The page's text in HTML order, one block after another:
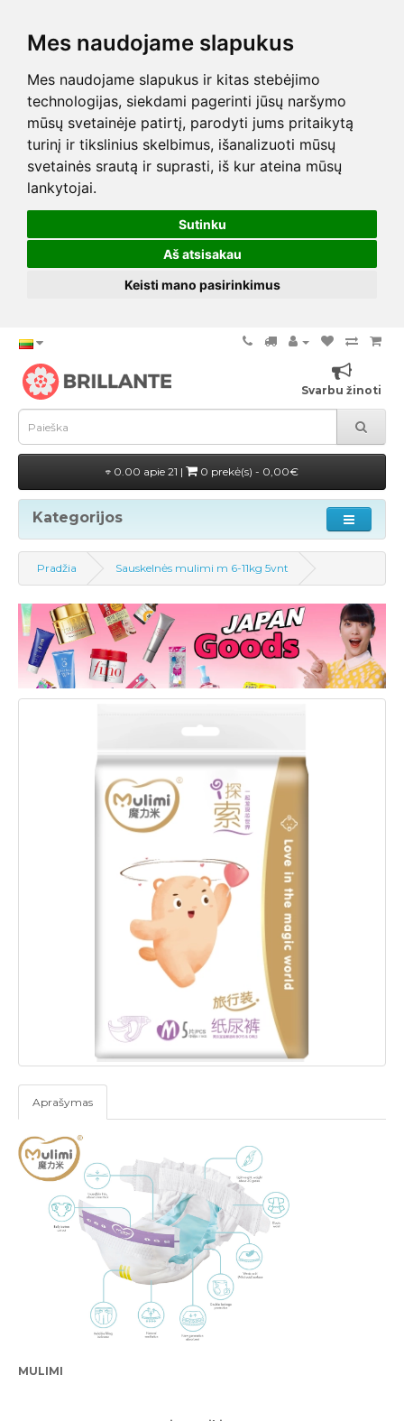
Mes naudojame slapukus
Mes naudojame slapukus ir kitas stebėjimo
technologijas, siekdami pagerinti jūsų naršymo
mūsų svetainėje patirtį, parodyti jums pritaikytą
turinį ir tikslinius skelbimus, išanalizuoti mūsų
svetainės srautą ir suprasti, iš kur ateina mūsų
lankytojai.
Sutinku
Aš atsisakau
Keisti mano pasirinkimus
Svarbu žinoti
0.00 apie 21 | 0 prekė(s) - 0,00€
Kategorijos
Pradžia Sauskelnės mulimi m 6-11kg 5vnt
Aprašymas
MULIMI